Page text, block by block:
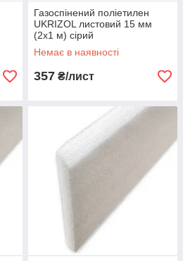
Газоспінений поліетилен
UKRIZOL листовий 15 мм
(2х1 м) сірий
Немає в наявності
357 ₴/лист